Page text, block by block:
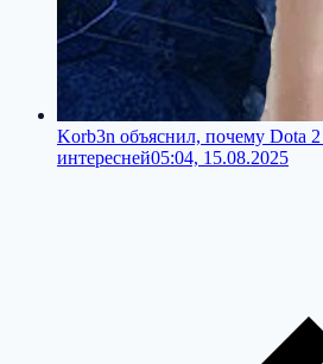
Korb3n объяснил, почему Dota
интересней05:04, 15.08.2025